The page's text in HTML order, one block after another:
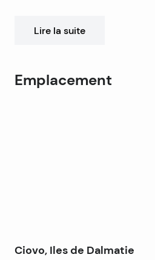
décoration moderne.
grande terrasse et jardin ou
REZ-DE-CHAUSSÉE
Lire la suite
Emplacement
Ciovo, Iles de Dalmatie